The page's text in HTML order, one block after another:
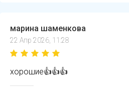
марина шаменкова
22 Апр 2026, 11:28
хорошие👍👍👍